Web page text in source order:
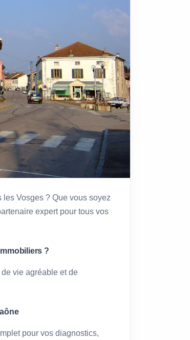
Vosges ? Que vous soyez
expert pour tous vos
?
vie agréable et de
pour vos diagnostics,